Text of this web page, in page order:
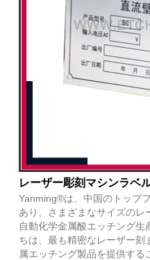
レーザー彫刻マシンラベ
Yanming®は、中国のトップ
あり、さまざまなサイズの
自動化学金属酸エッチング生
ちは、最も精密なレーザー刻
属エッチング製品を提供する